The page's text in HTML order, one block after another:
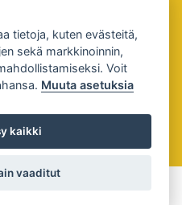
tietoja, kuten evästeitä,
sekä markkinoinnin,
Voit
Muuta asetuksia
kaikki
vaaditut